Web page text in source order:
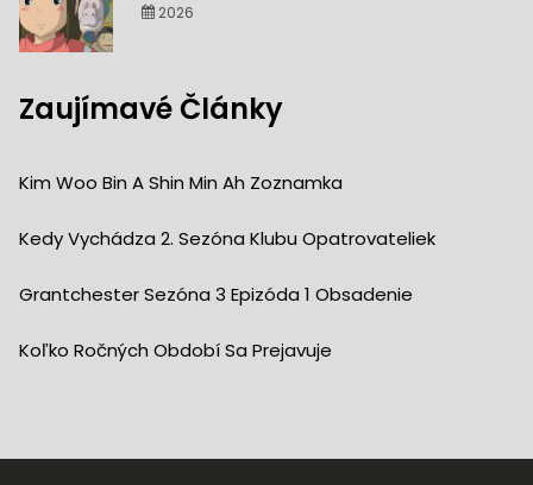
2026
Zaujímavé Články
Kim Woo Bin A Shin Min Ah Zoznamka
Kedy Vychádza 2. Sezóna Klubu Opatrovateliek
Grantchester Sezóna 3 Epizóda 1 Obsadenie
Koľko Ročných Období Sa Prejavuje